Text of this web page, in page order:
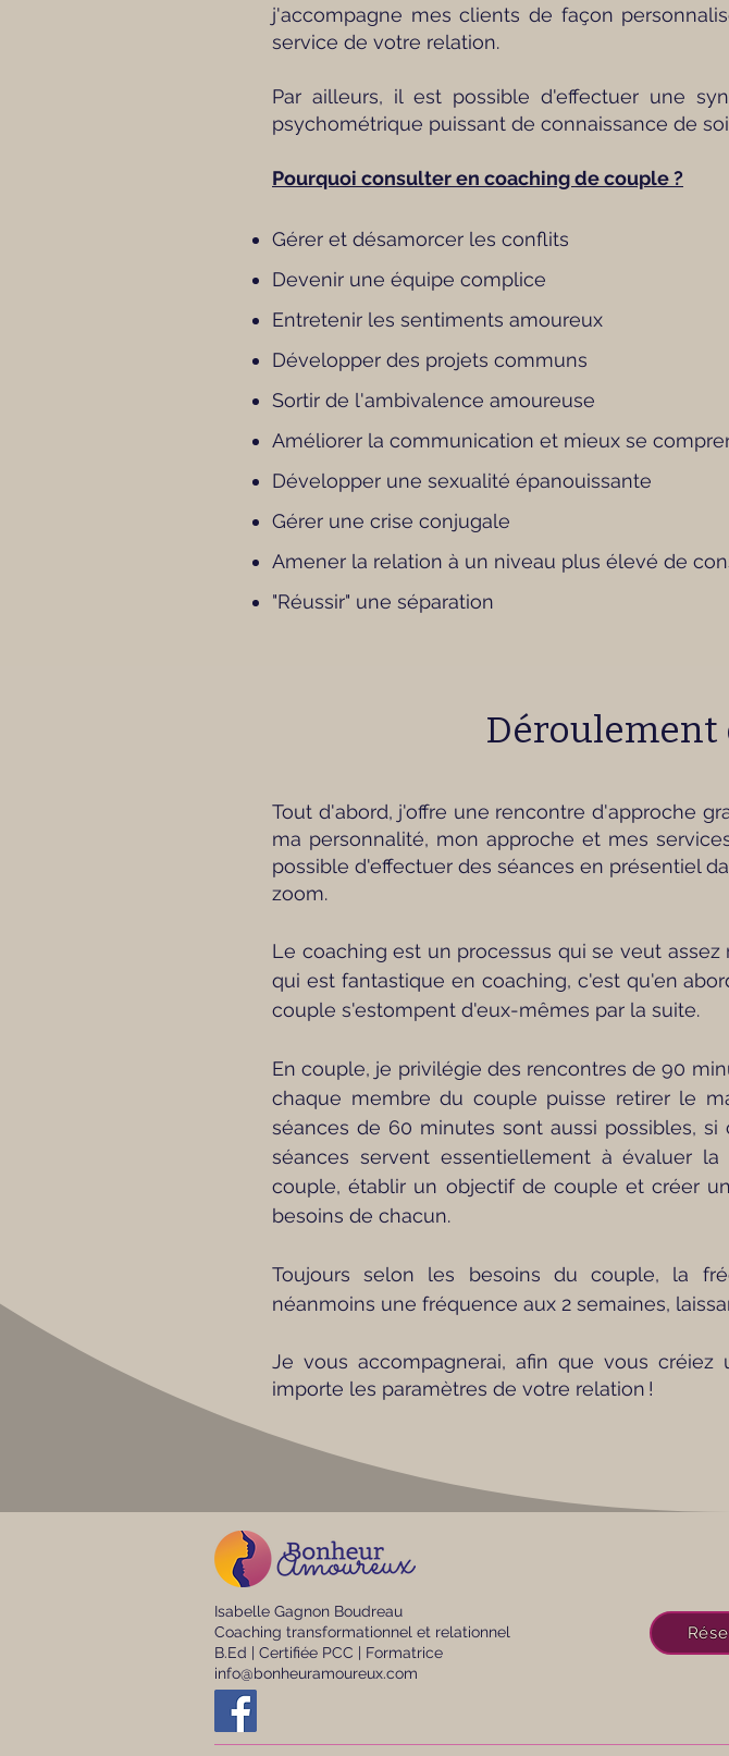
j'accompagne mes clients de façon
service de votre relation.
Par ailleurs, il est possible d'effectuer une
psychométrique puissant de connaissance de
Pourquoi consulter en coaching de couple ?
Gérer et désamorcer les conflits
Devenir une équipe complice
Entretenir les sentiments amoureux
Développer des projets communs
Sortir de l'ambivalence amoureuse
Améliorer la communication et mieux se
Développer une sexualité épanouissante
Gérer une crise conjugale
Amener la relation à un niveau plus élevé de
"Réussir" une séparation
Déroulement
Tout d'abord, j'offre une rencontre d'approche
ma personnalité, mon approche et mes
possible d'effectuer des séances en présentiel
zoom.
Le coaching est un processus qui se veut
qui est fantastique en coaching, c'est qu'en
couple s'estompent d'eux-mêmes par la suite.
En couple, je privilégie des rencontres de 90
chaque membre du couple puisse retirer le
séances de 60 minutes sont aussi possibles,
séances servent essentiellement à évaluer
couple, établir un objectif de couple et créer
besoins de chacun.
Toujours selon les besoins du couple, la
néanmoins une fréquence aux 2 semaines,
Je vous accompagnerai, afin que vous
importe les paramètres de votre relation !
Isabelle Gagnon Boudreau
Coaching transformationnel et relationnel
B.Ed | Certifiée PCC | Formatrice
info@bonheuramoureux.com